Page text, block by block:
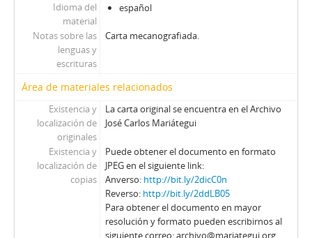
Idioma del
material
español
Notas sobre las
lenguas y
escrituras
Carta mecanografiada.
Área de materiales relacionados
Existencia y
localización de
originales
La carta original se encuentra en el Archivo
José Carlos Mariátegui
Existencia y
localización de
copias
Puede obtener el documento en formato
JPEG en el siguiente link:
Anverso: http://bit.ly/2dicC0n
Reverso: http://bit.ly/2ddLB05
Para obtener el documento en mayor
resolución y formato pueden escribirnos al
siguiente correo: archivo@mariategui.org